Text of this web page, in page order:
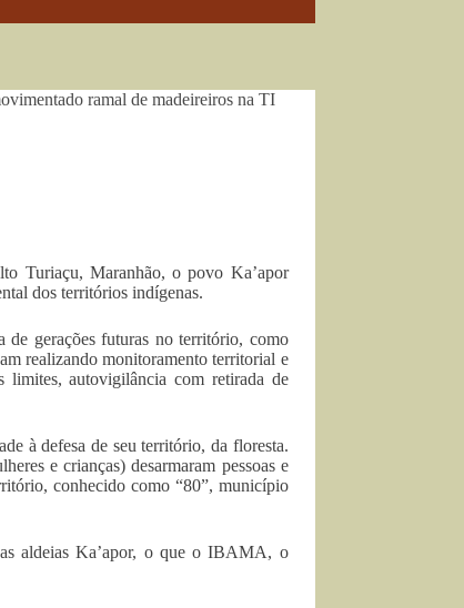
ramal de madeireiros na TI
Turiaçu, Maranhão, o povo Ka’apor
dos territórios indígenas.
de gerações futuras no território, como
realizando monitoramento territorial e
limites, autovigilância com retirada de
à defesa de seu território, da floresta.
e crianças) desarmaram pessoas e
conhecido como “80”, município
aldeias Ka’apor, o que o IBAMA, o